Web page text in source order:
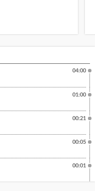
04:00
01:00
00:21
00:05
00:01